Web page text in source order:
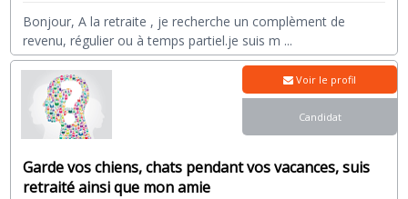
Bonjour, A la retraite , je recherche un complèment de
revenu, régulier ou à temps partiel.je suis m ...
Garde vos chiens, chats pendant vos vacances, suis
retraité ainsi que mon amie
Voir le profil
Candidat